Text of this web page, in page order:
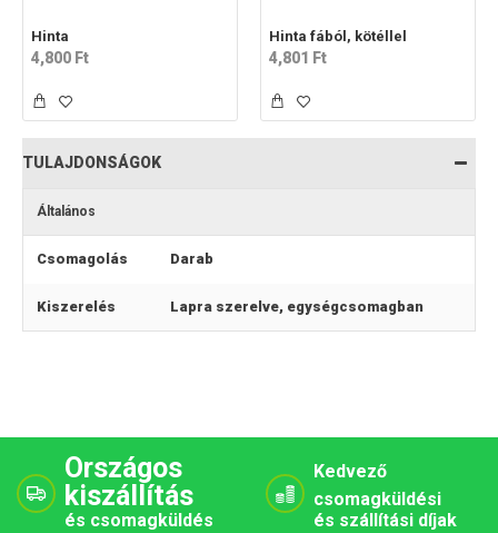
Hinta
4,800 Ft
Hinta fából, kötéllel
4,801 Ft
TULAJDONSÁGOK
Általános
Csomagolás Darab
Kiszerelés Lapra szerelve, egységcsomagban
Országos
kiszállítás
és csomagküldés
Kedvező
csomagküldési
és szállítási díjak